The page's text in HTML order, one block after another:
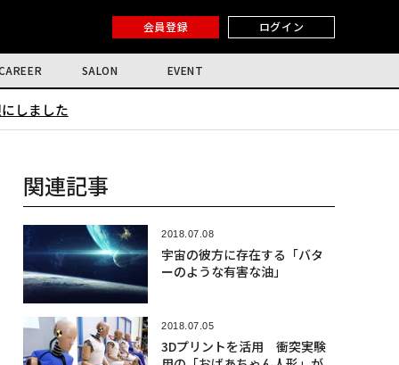
会員登録 ログイン
SALON EVENT
しました
関連記事
2018.07.08
宇宙の彼方に存在する「バタ
ーのような有害な油」
2018.07.05
3Dプリントを活用 衝突実験